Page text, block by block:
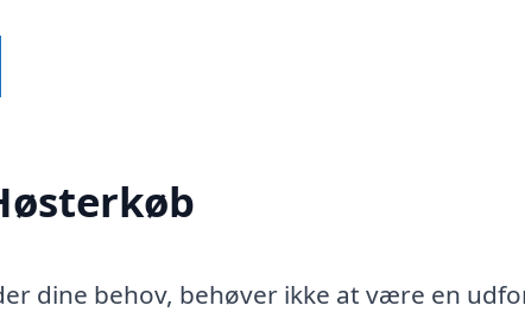
dine behov, behøver ikke at være en